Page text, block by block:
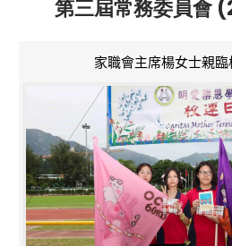
第三屆常務委員會
家職會主席楊女士親